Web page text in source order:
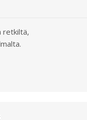
retkiltä,